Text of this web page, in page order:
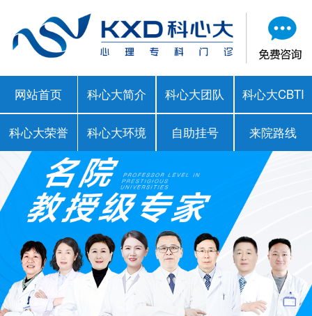
网站首页 科心大简介 科心大团队 科心大CBTI
科心大荣誉 科心大环境 自助挂号 来院路线